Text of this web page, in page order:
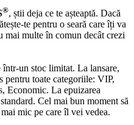
®, știi deja ce te așteaptă. Dacă
te pentru o seară care îți va
mai multe în comun decât crezi
un stoc limitat. La lansare,
pentru toate categoriile: VIP,
Economic. La epuizarea
Cel mai bun moment să
mic pe careîl vei vedea.